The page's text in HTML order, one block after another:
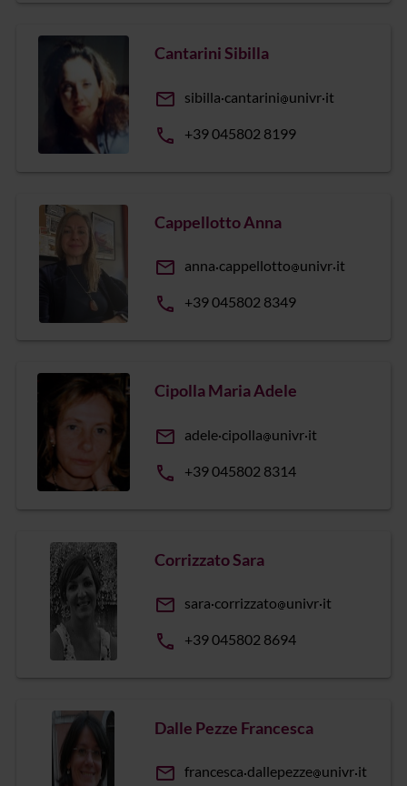
Cantarini Sibilla
email sibilla cantarini univr it
phone +39 045802 8199
Cappellotto Anna
email anna cappellotto univr it
phone +39 045802 8349
Cipolla Maria Adele
email adele cipolla univr it
phone +39 045802 8314
Corrizzato Sara
email sara corrizzato univr it
phone +39 045802 8694
Dalle Pezze Francesca
email francesca dallepezze univr it